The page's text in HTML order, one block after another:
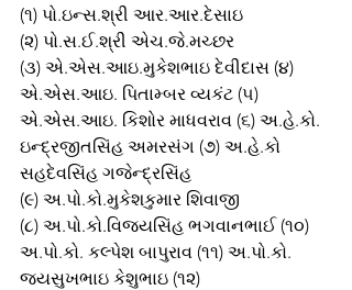
(૧) પો.ઇન્સ.શ્રી આર.આર.દેસાઇ
(૨) પો.સ.ઈ.શ્રી એચ.જે.મચ્છર
(૩) એ.એસ.આઇ.મુકેશભાઇ દેવીદાસ (૪)
એ.એસ.આઇ. પિતામ્બર વ્યકંટ (૫)
એ.એસ.આઇ. કિશોર માધવરાવ (૬) અ.હે.કો.
ઇન્દ્રજીતસિંહ અમરસંગ (૭) અ.હે.કો
સહદેવસિંહ ગજેન્દ્રસિંહ
(૯) અ.પો.કો.મુકેશકુમાર શિવાજી
(૮) અ.પો.કો.વિજયસિંહ ભગવાનભાઈ (૧૦)
અ.પો.કો. કલ્પેશ બાપુરાવ (૧૧) અ.પો.કો.
જયસુખભાઇ કેશુભાઇ (૧૨)